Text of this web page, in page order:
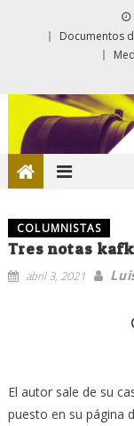
Documentos
COLUMNISTAS
Tres notas
abril 3, 2021
El autor sale de su
puesto en su página